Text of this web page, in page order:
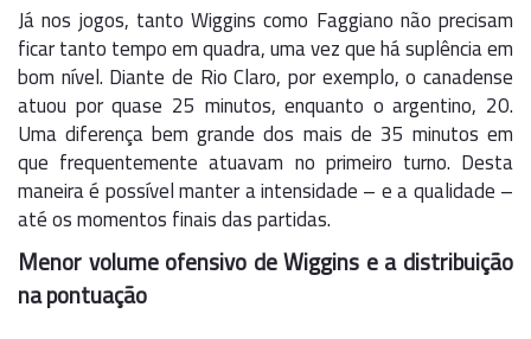
Já nos jogos, tanto Wiggins como Faggiano não precisam
ficar tanto tempo em quadra, uma vez que há suplência em
bom nível. Diante de Rio Claro, por exemplo, o canadense
atuou por quase 25 minutos, enquanto o argentino, 20.
Uma diferença bem grande dos mais de 35 minutos em
que frequentemente atuavam no primeiro turno. Desta
maneira é possível manter a intensidade – e a qualidade –
até os momentos finais das partidas.
Menor volume ofensivo de Wiggins e a distribuição
na pontuação